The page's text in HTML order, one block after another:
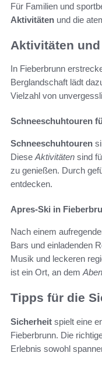
Für Familien und
Aktivitäten und die
Aktivitäten
In Fieberbrunn
Berglandschaft lädt
Vielzahl von
Schneeschuhtouren
Schneeschuhtouren
Diese Aktivitäten sind
zu genießen. Durch
entdecken.
Apres-Ski in
Nach einem
Bars und einladenden
Musik und leckeren
ist ein Ort, an dem
Tipps für die
Sicherheit spielt eine
Fieberbrunn. Die
Erlebnis sowohl